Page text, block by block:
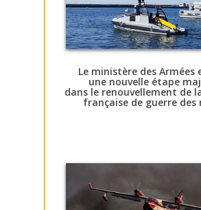
Le ministère des Armées
une nouvelle étape
dans le renouvellement de
française de guerre des